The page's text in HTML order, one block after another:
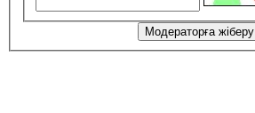
Модераторға жіберу